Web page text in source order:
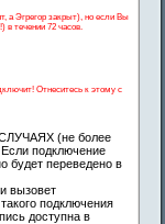
а Эгрегор закрыт), но если Вы
в течении 72 часов.
Отнеситесь к этому с
(не более
подключение
будет переведено в
вызовет
подключения
доступна в